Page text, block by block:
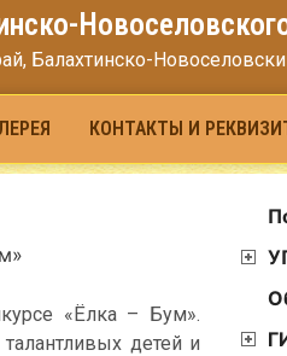
Балахтинско-
КОНТАКТЫ И
«Ёлка – Бум».
детей и